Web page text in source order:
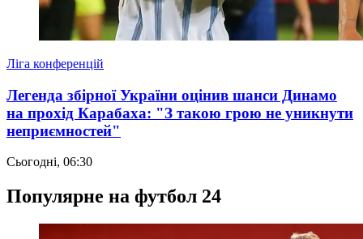
Ліга конференцій
Легенда збірної України оцінив шанси Динамо
на прохід Карабаха: "З такою грою не уникнути
неприємностей"
Сьогодні, 06:30
Популярне на футбол 24